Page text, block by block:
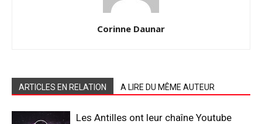
Corinne Daunar
ARTICLES EN RELATION A LIRE DU MÊME AUTEUR
Les Antilles ont leur chaîne Youtube